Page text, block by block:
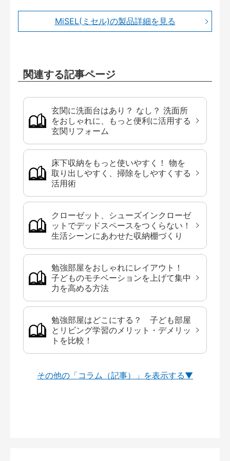
MiSEL(ミセル)の製品詳細を見る
関連する記事ページ
玄関に洗面台はあり？ なし？ 洗面所
をおしゃれに、もっと便利に活用する
玄関リフォーム
床下収納をもっと使いやすく！ 物を
取り出しやすく、掃除をしやすくする
活用術
クローゼット、シューズインクローゼ
ットでデッドスペースをつくらない！
生活シーンにあわせた収納棚づくり
勉強部屋をおしゃれにレイアウト！
子どものモチベーションを上げて集中
力を高める方法
勉強部屋はどこにする？ 子ども部屋
とリビング学習のメリット・デメリッ
トを比較！
その他の「コラム（記事）」を